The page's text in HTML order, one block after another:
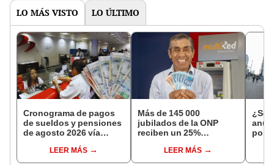
LO MÁS VISTO LO ÚLTIMO
Cronograma de pagos
de sueldos y pensiones
de agosto 2026 vía
conoce las fechas de
depósito
LEER MÁS
Más de 145 000
jubilados de la ONP
reciben un 25%
en agostoLEER MÁS
¿Se
por